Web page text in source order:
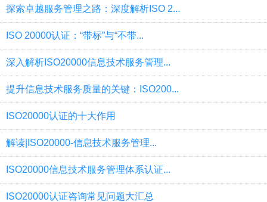
探索卓越服务管理之路：深度解析ISO 2...
ISO 20000认证：“带标”与“不带...
深入解析ISO20000信息技术服务管理...
提升信息技术服务质量的关键：ISO200...
ISO20000认证的十大作用
解读|ISO20000-信息技术服务管理...
ISO20000信息技术服务管理体系认证...
ISO20000认证咨询常见问题大汇总